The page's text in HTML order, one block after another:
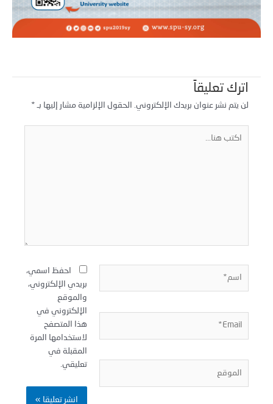
اترك تعليقاً
لن يتم نشر عنوان بريدك الإلكتروني. الحقول الإلزامية مشار إليها بـ
احفظ اسمي،
بريدي الإلكتروني،
والموقع
الإلكتروني في
هذا المتصفح
لاستخدامها المرة
المقبلة في
تعليقي.